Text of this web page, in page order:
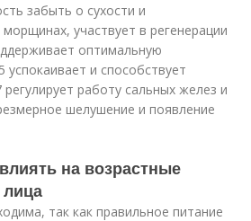
забыть о сухости и
участвует в регенерации
оптимальную
успокаивает и способствует
работу сальных желез и
шелушение и появление
на возрастные
так как правильное питание